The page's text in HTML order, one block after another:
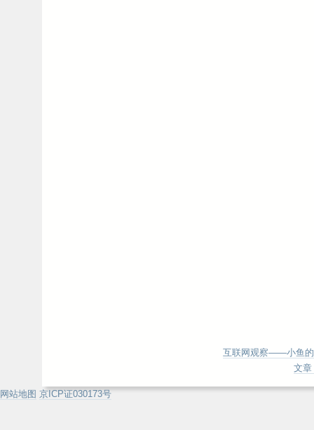
互联网观察——小鱼的
文章
网站地图 京ICP证030173号